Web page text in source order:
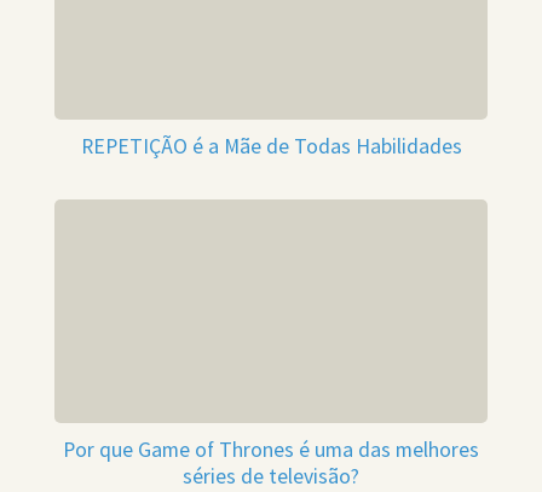
REPETIÇÃO é a Mãe de Todas Habilidades
Por que Game of Thrones é uma das melhores
séries de televisão?